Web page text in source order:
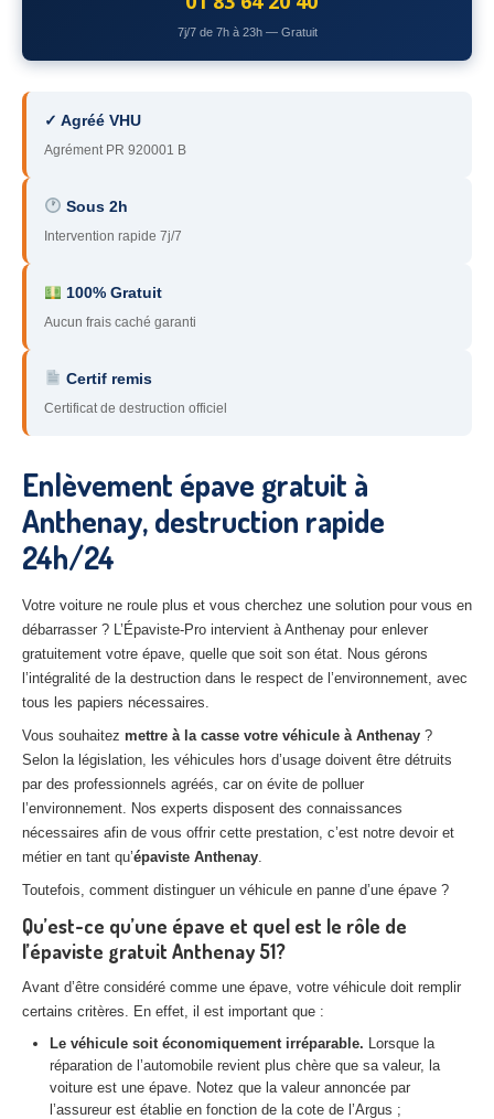
– Yvelines
92– Hauts-de-Seine
93 – Seine-Saint-Denis
94– Val-de-Marne
95 – Val d’Oise
– Essonne
89 – Yonne
51 – Marne
– Eure-et-Loir
27– Eure
10– Aube
02 – Aisne
Tousles secteurs
CENTREVHU AGRÉE
Centreagréé VHU Paris 75 : casse auto avec destruction
Centreagréé VHU 77 : casse auto avec destruction
Centreagréé VHU 78 : casse auto avec destruction
Centre agréé VHU 92 : casse auto avec destruction
Centreagréé VHU 93 : casse auto avec destruction
Centreagréé VHU 94 : casse auto avec destruction
Centreagréé VHU 95 : casse auto avec destruction
DOCUMENTS À JOINDRE
7j/7 de 7h à 23h — Gratuit
✓ Agréé VHU
Agrément PR 920001 B
Sous 2h
Intervention rapide 7j/7
100% Gratuit
Aucun frais caché garanti
Certif remis
Certificat de destruction officiel
Enlèvement épave gratuit à
Anthenay, destruction rapide
24h/24
Votre voiture ne roule plus et vous cherchez une solution pour vous en
débarrasser ? L’Épaviste-Pro intervient à Anthenay pour enlever
gratuitement votre épave, quelle que soit son état. Nous gérons
l’intégralité de la destruction dans le respect de l’environnement, avec
tous les papiers nécessaires.
Vous souhaitez mettre à la casse votre véhicule à Anthenay ?
Selon la législation, les véhicules hors d’usage doivent être détruits
par des professionnels agréés, car on évite de polluer
l’environnement. Nos experts disposent des connaissances
nécessaires afin de vous offrir cette prestation, c’est notre devoir et
métier en tant qu’épaviste Anthenay.
Toutefois, comment distinguer un véhicule en panne d’une épave ?
Qu’est-ce qu’une épave et quel est le rôle de
l’épaviste gratuit Anthenay 51?
Avant d’être considéré comme une épave, votre véhicule doit remplir
certains critères. En effet, il est important que :
Le véhicule soit économiquement irréparable. Lorsque la
réparation de l’automobile revient plus chère que sa valeur, la
voiture est une épave. Notez que la valeur annoncée par
l’assureur est établie en fonction de la cote de l’Argus ;